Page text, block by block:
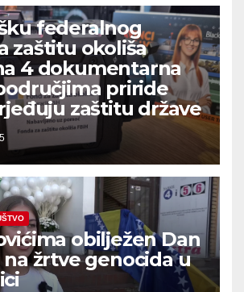
federalnog
zaštitu okoliša
4 dokumentarna
priride
zaštitu države
obilježen Dan
na žrtve genocida u